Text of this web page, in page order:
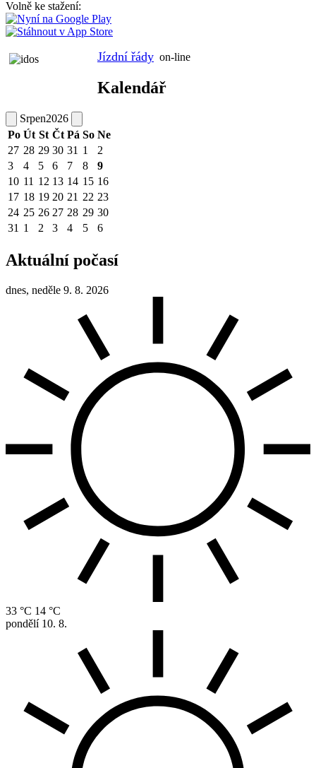
Volně ke stažení:
Jízdní řády on-line
Kalendář
Srpen2026
Po Út St Čt Pá So Ne
27 28 29 30 31 1
2
3
4 5 6 7 8
9
10 11 12 13 14 15 16
17 18 19 20 21 22 23
24 25 26 27 28 29 30
31 1 2 3 4 5 6
Aktuální počasí
dnes, neděle 9. 8. 2026
33 °C 14 °C
pondělí 10. 8.